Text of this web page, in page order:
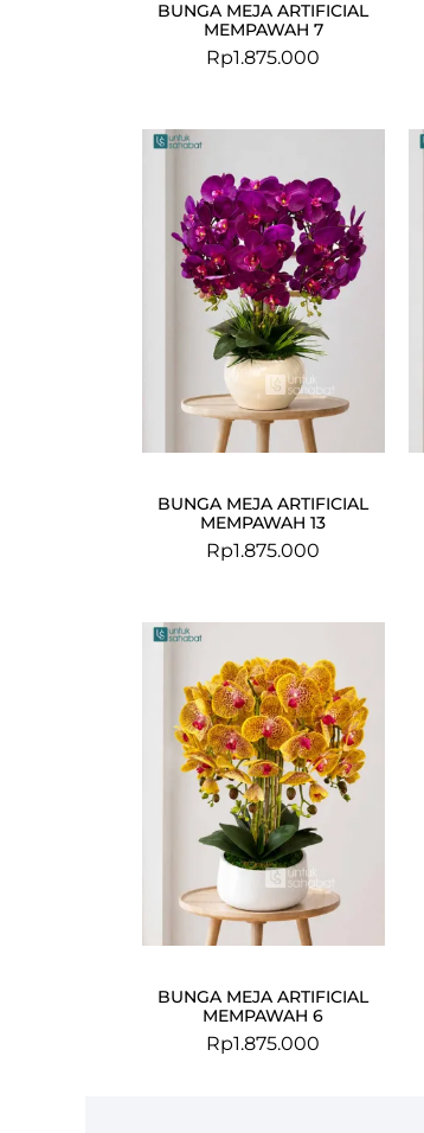
BUNGA MEJA ARTIFICIAL
MEMPAWAH 7
Rp1.875.000
BUNGA MEJA ARTIFICIAL
MEMPAWAH 13
Rp1.875.000
BUNGA MEJA ARTIFICIAL
MEMPAWAH 6
Rp1.875.000